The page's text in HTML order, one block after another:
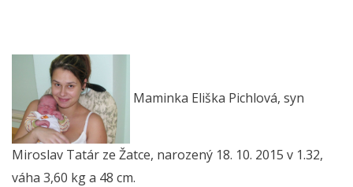
Maminka Eliška Pichlová, syn
Miroslav Tatár ze Žatce, narozený 18. 10. 2015 v 1.32,
váha 3,60 kg a 48 cm.